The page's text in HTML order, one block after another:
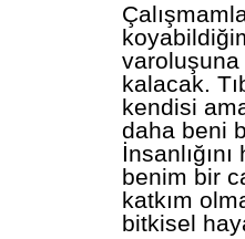
varoluşuna
kalacak.
kendisi
daha beni
benim bir
katkım
bitkisel